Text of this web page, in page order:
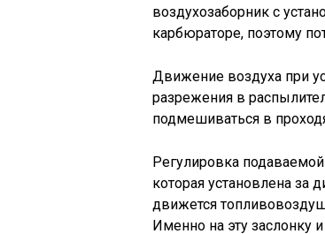
воздухозаборник с
карбюраторе, поэтому
Движение воздуха при
разрежения в
подмешиваться в
Регулировка
которая установлена за
движется
Именно на эту заслонку